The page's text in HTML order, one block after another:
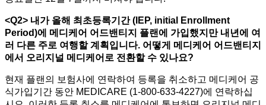
<Q2> 내가 올해 최초등록기간(IEP, initial Enrollment
Period)에 메디케어 어드밴티지 플랜에 가입했지만 내년에 여
러 다른 주로 여행할 계획입니다. 어떻게 메디케어 어드밴티지
에서 오리지널 메디케어로 전환할 수 있나요?
현재 플랜의 보험사에 연락하여 등록을 취소하고 메디케어 공
식가입기간 동안 MEDICARE (1-800-633-4227)에 연락하십